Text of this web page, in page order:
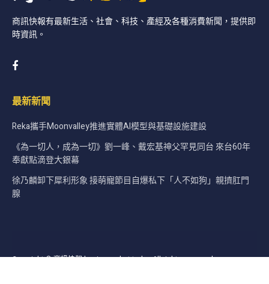
商訊快報有最新生活、社會、科技、產經及各種消費新聞，提供即
時資訊。
最新新聞
Reka攜手Moonvalley推進實體AI模型與基礎設施建設
《為一切人，成為一切》劉一峰、戴宏基神父罕見同台 來台60年
奉獻點滴登大銀幕
徐乃麟卸下犀利形象 接萌寵節目自爆私下「人不如狗」親擠肛門
腺
Copyright © 商訊快報 businessalert.today All rights reserved.